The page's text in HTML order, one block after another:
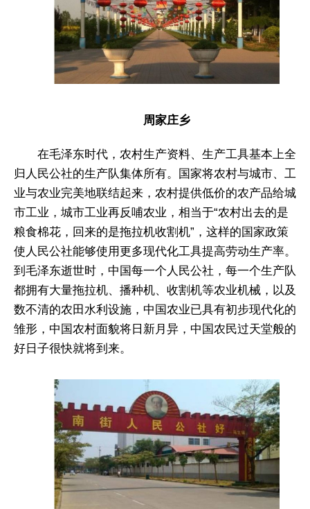
周家庄乡
在毛泽东时代，农村生产资料、生产工具基本上全
归人民公社的生产队集体所有。国家将农村与城市、工
业与农业完美地联结起来，农村提供低价的农产品给城
市工业，城市工业再反哺农业，相当于“农村出去的是
粮食棉花，回来的是拖拉机收割机”，这样的国家政策
使人民公社能够使用更多现代化工具提高劳动生产率。
到毛泽东逝世时，中国每一个人民公社，每一个生产队
都拥有大量拖拉机、播种机、收割机等农业机械，以及
数不清的农田水利设施，中国农业已具有初步现代化的
雏形，中国农村面貌将日新月异，中国农民过天堂般的
好日子很快就将到来。